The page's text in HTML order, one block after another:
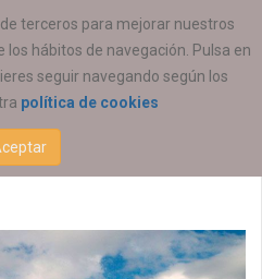
terceros para mejorar nuestros
hábitos de navegación. Pulsa en
seguir navegando según los
política de cookies
COEESCV
SP de
21/09/2015